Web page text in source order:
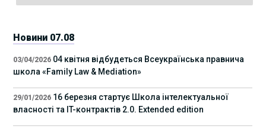
Новини 07.08
03/04/2026 04 квітня відбудеться Всеукраїнська правнича
школа «Family Law & Mediation»
29/01/2026 16 березня стартує Школа інтелектуальної
власності та IT-контрактів 2.0. Extended edition